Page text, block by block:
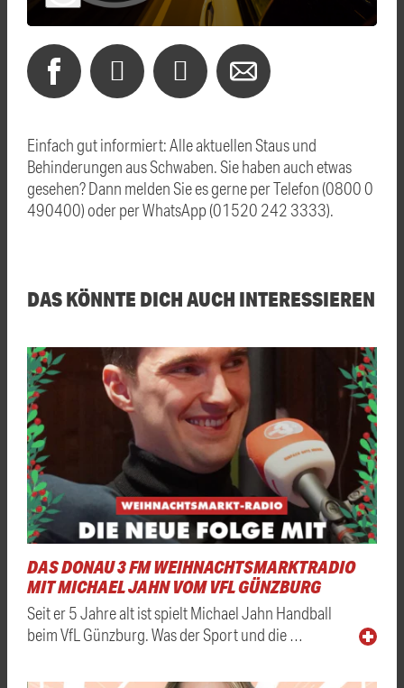
Einfach gut informiert: Alle aktuellen Staus und
Behinderungen aus Schwaben. Sie haben auch etwas
gesehen? Dann melden Sie es gerne per Telefon (0800 0
490400) oder per WhatsApp (01520 242 3333).
DAS KÖNNTE DICH AUCH INTERESSIEREN
DAS DONAU 3 FM WEIHNACHTSMARKTRADIO
MIT MICHAEL JAHN VOM VFL GÜNZBURG
Seit er 5 Jahre alt ist spielt Michael Jahn Handball
beim VfL Günzburg. Was der Sport und die …